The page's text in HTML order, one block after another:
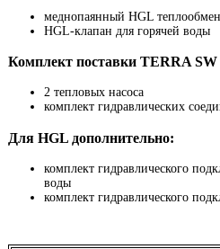
меднопаянный HGL
HGL-клапан для горячей воды
Комплект поставки TERRA
2 тепловых насоса
комплект гидравлических
Для HGL дополнительно:
комплект гидравлического
воды
комплект гидравлического